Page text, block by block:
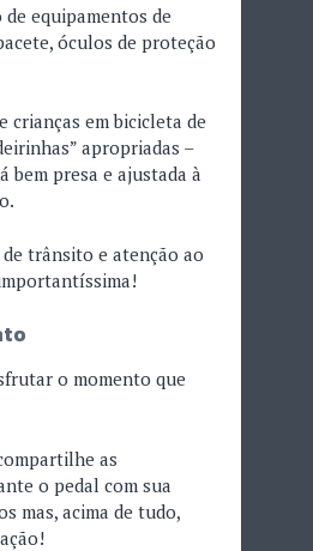
de equipamentos de
óculos de proteção
crianças em bicicleta de
apropriadas –
bem presa e ajustada à
trânsito e atenção ao
o momento que
as
o pedal com sua
mas, acima de tudo,